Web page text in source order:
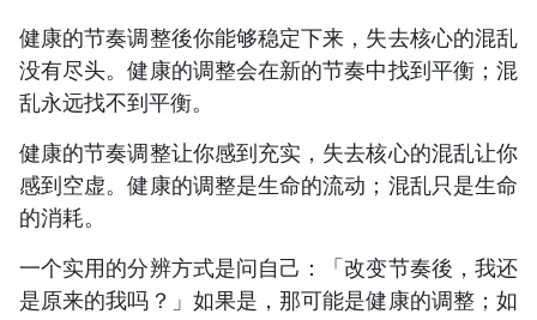
健康的节奏调整後你能够稳定下来，失去核心的混乱
没有尽头。健康的调整会在新的节奏中找到平衡；混
乱永远找不到平衡。
健康的节奏调整让你感到充实，失去核心的混乱让你
感到空虚。健康的调整是生命的流动；混乱只是生命
的消耗。
一个实用的分辨方式是问自己：「改变节奏後，我还
是原来的我吗？」如果是，那可能是健康的调整；如